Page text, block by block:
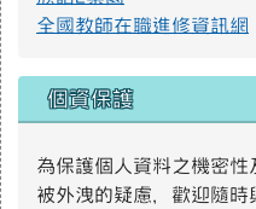
全國教師在職進修資訊網
個資保護
為保護個人資料之機密
被外洩的疑慮，歡迎隨時